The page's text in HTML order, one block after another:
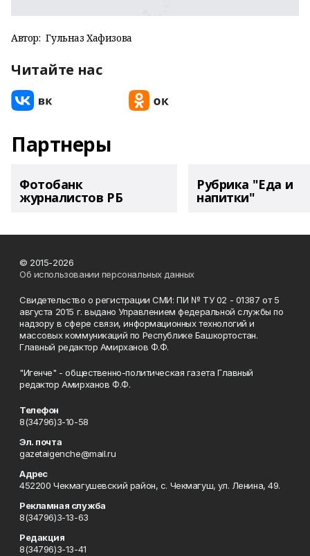
Автор: Гульназ Хафизова
Читайте нас
Партнеры
Фотобанк
журналистов РБ
Рубрика "Еда и
напитки"
© 2015-2026
Об использовании персональных данных
Свидетельство о регистрации СМИ: ПИ № ТУ 02 - 01387 от 5
августа 2015 г. выдано Управлением федеральной службы по
надзору в сфере связи, информационных технологий и
массовых коммуникаций по Республике Башкортостан.
Главный редактор Амирханов Ф.Ф.
"Игенче" - общественно-политическая газета Главный
редактор Амирханов Ф.Ф.
Телефон
8(34796)3-10-58
Эл. почта
gazetaigenche@mail.ru
Адрес
452200 Чекмагушевский район, с. Чекмагуш, ул. Ленина, 49.
Рекламная служба
8(34796)3-13-63
Редакция
8(34796)3-13-41